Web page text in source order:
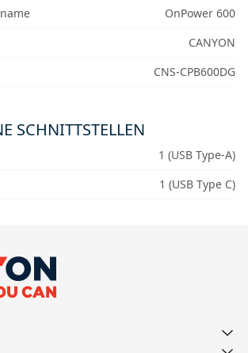
OnPower 600
CANYON
CNS-CPB600DG
SCHNITTSTELLEN
1 (USB Type-A)
1 (USB Type C)